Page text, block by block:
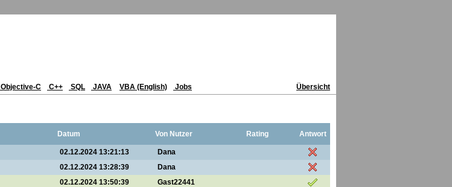
Objective-C C++ SQL JAVA VBA (English) Jobs Übersicht
Datum Von Nutzer Rating Antwort
02.12.2024 13:21:13
Dana
02.12.2024 13:28:39
Dana
02.12.2024 13:50:39
Gast22441